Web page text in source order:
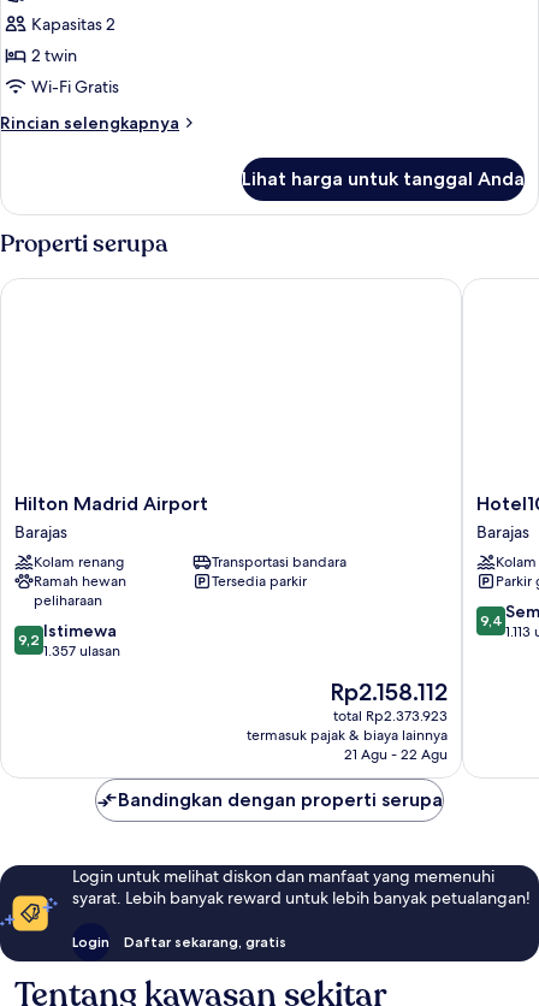
Twin
untuk
Suite
Eksekutif,
1
kamar
Kapasitas 2
2 twin
Wi-Fi Gratis
Rincian selengkapnya
Rincian
Suite
Eksekutif,
1
kamar
tidur
Lihat harga untuk tanggal Anda
Properti serupa
Hilton
Madrid
Airport
Barajas
Hilton Madrid Airport
Barajas
Kolam renang
Transportasi bandara
Ramah hewan
peliharaan
Tersedia parkir
9.2
dari
9,2 Istimewa
1.357 ulasan
Harga
sekarang
Rp2.158.112
Rp2.158.112
total Rp2.373.923
termasuk pajak & biaya lainnya
21 Agu - 22 Agu
Hilton Madrid Airport
Madrid
Barajas
Barajas
Parkir
9.4
dari
9,4
Bandingkan dengan properti serupa
Login untuk melihat diskon dan manfaat yang memenuhi
syarat. Lebih banyak reward untuk lebih banyak petualangan!
Login Daftar sekarang, gratis
Tentang kawasan sekitar